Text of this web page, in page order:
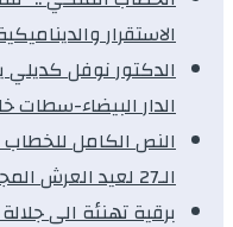
الاستقرار
الدار البيضاء-سطات
النص الكامل
الـ27 لعيد العرش المجيد
برقية تهنئة الى